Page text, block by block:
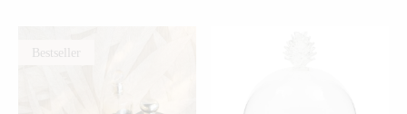
BestsellerKATSO PIKANÄKYMÄ